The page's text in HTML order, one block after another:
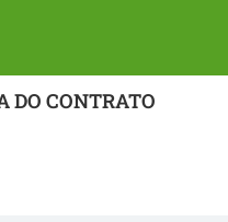
DO CONTRATO